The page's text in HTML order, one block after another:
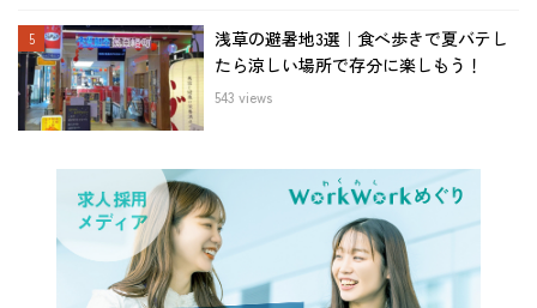
浅草の避暑地3選｜食べ歩きで夏バテし
たら涼しい場所で存分に楽しもう！
543 views